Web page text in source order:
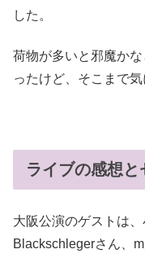
した。
荷物が多いと邪魔か
ったけど、そこまで
ライブの感想と
大阪公演のゲストは
Blackschlegerさん、